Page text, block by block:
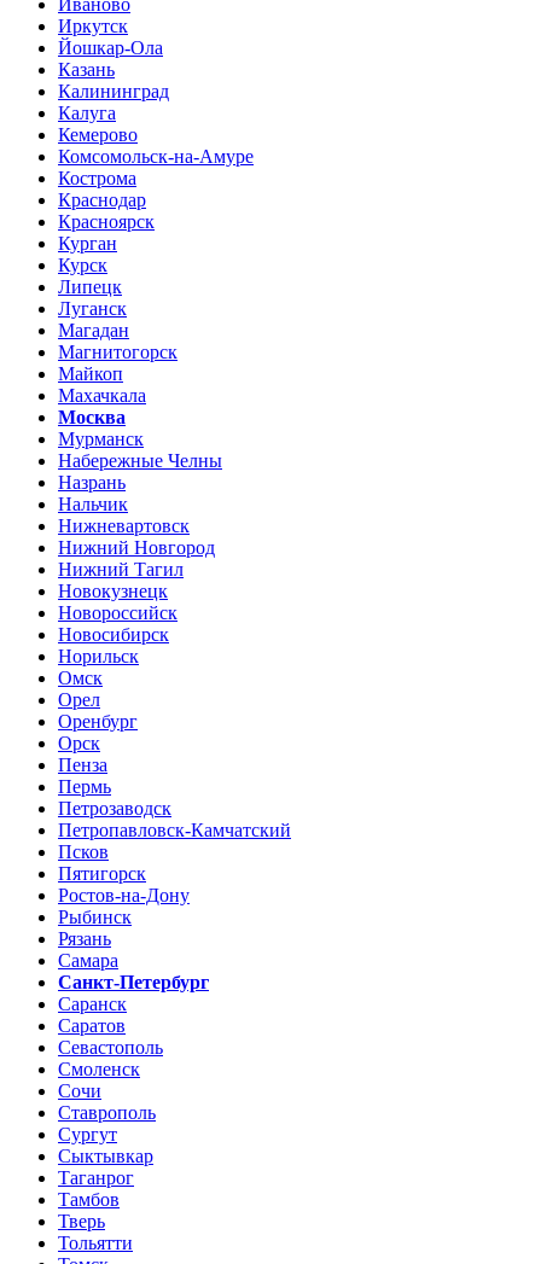
Иркутск
Йошкар-Ола
Казань
Калининград
Калуга
Кемерово
Комсомольск-на-Амуре
Кострома
Краснодар
Красноярск
Курган
Курск
Липецк
Луганск
Магадан
Магнитогорск
Майкоп
Махачкала
Москва
Мурманск
Набережные Челны
Назрань
Нальчик
Нижневартовск
Нижний Новгород
Нижний Тагил
Новокузнецк
Новороссийск
Новосибирск
Норильск
Омск
Орел
Оренбург
Орск
Пенза
Пермь
Петрозаводск
Петропавловск-Камчатский
Псков
Пятигорск
Ростов-на-Дону
Рыбинск
Рязань
Самара
Санкт-Петербург
Саранск
Саратов
Севастополь
Смоленск
Сочи
Ставрополь
Сургут
Сыктывкар
Таганрог
Тамбов
Тверь
Тольятти